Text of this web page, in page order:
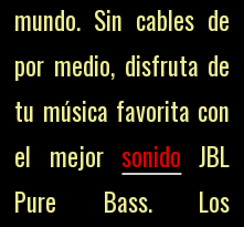
mundo. Sin cables de
por medio, disfruta de
tu música favorita con
el mejorsonido JBL
Pure Bass. Los